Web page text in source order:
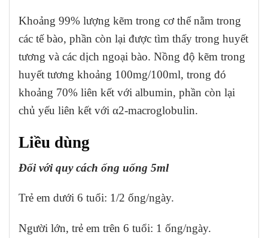
Khoảng 99% lượng kẽm trong cơ thể nằm trong
các tế bào, phần còn lại được tìm thấy trong huyết
tương và các dịch ngoại bào. Nồng độ kẽm trong
huyết tương khoảng 100mg/100ml, trong đó
khoảng 70% liên kết với albumin, phần còn lại
chủ yếu liên kết với α2-macroglobulin.
Liều dùng
Đối với quy cách ống uống 5ml
Trẻ em dưới 6 tuổi: 1/2 ống/ngày.
Người lớn, trẻ em trên 6 tuổi: 1 ống/ngày.